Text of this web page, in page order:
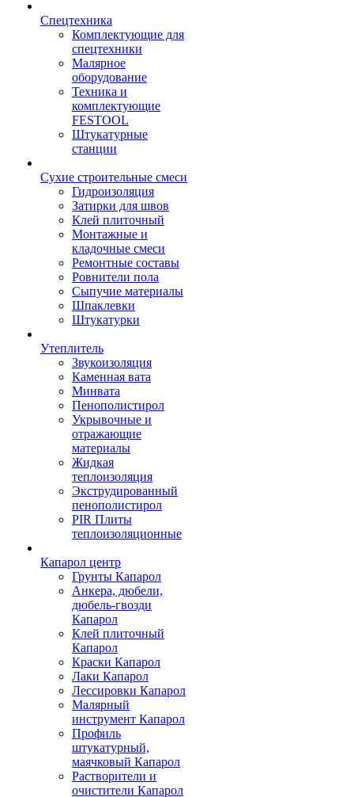
Спецтехника
Комплектующие для
спецтехники
Малярное
оборудование
Техника и
комплектующие
FESTOOL
Штукатурные
станции
Сухие строительные смеси
Гидроизоляция
Затирки для швов
Клей плиточный
Монтажные и
кладочные смеси
Ремонтные составы
Ровнители пола
Сыпучие материалы
Шпаклевки
Штукатурки
Утеплитель
Звукоизоляция
Каменная вата
Минвата
Пенополистирол
Укрывочные и
отражающие
материалы
Жидкая
теплоизоляция
Экструдированный
пенополистирол
PIR Плиты
теплоизоляционные
Капарол центр
Грунты Капарол
Анкера, дюбели,
дюбель-гвозди
Капарол
Клей плиточный
Капарол
Краски Капарол
Лаки Капарол
Лессировки Капарол
Малярный
инструмент Капарол
Профиль
штукатурный,
маячковый Капарол
Растворители и
очистители Капарол